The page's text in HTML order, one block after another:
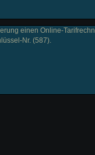
einen Online-
Nr. (587).